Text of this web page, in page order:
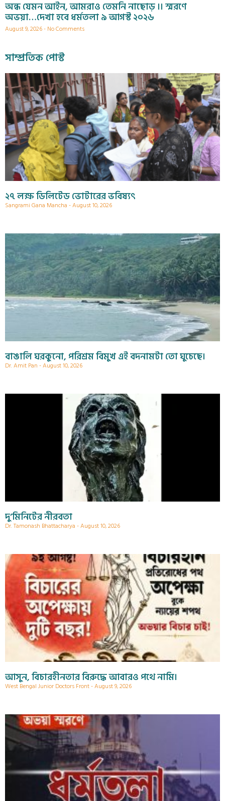
অন্ধ যেমন আইন, আমরাও তেমনি নাছোড় ।। স্মরণে
অভয়া…দেখা হবে ধর্মতলা ৯ আগস্ট ২০২৬
August 9, 2026 No Comments
সাম্প্রতিক পোস্ট
২৭ লক্ষ ডিলিটেড ভোটারের ভবিষ্যৎ
Sangrami Gana Mancha August 10, 2026
বাঙালি ঘরকুনো, পরিশ্রম বিমুখ এই বদনামটা তো ঘুচেছে।
Dr. Amit Pan August 10, 2026
দু’মিনিটের নীরবতা
Dr. Tamonash Bhattacharya August 10, 2026
আসুন, বিচারহীনতার বিরুদ্ধে আবারও পথে নামি।
West Bengal Junior Doctors Front August 9, 2026